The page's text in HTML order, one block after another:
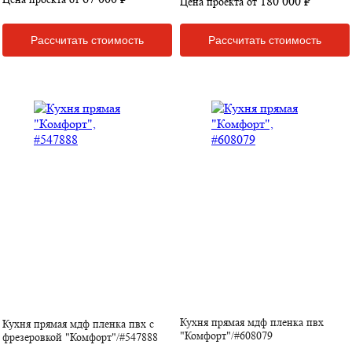
Рассчитать стоимость Рассчитать стоимость
Кухня прямая мдф пленка пвх с
фрезеровкой "Комфорт"/#547888
Кухня прямая мдф пленка пвх
"Комфорт"/#608079